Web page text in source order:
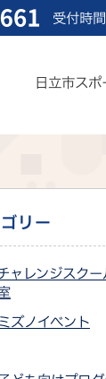
受付時
日立市スポ
リー
ャレンジスク
ズノイベント